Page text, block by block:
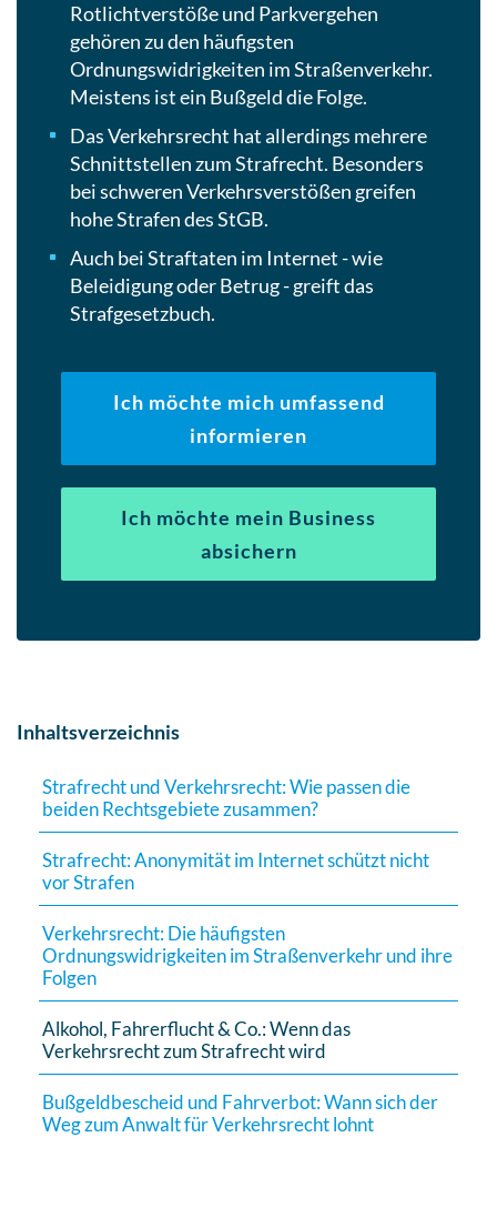
Rotlichtverstöße und Parkvergehen
gehören zu den häufigsten
Ordnungswidrigkeiten im Straßenverkehr.
Meistens ist ein Bußgeld die Folge.
Das Verkehrsrecht hat allerdings mehrere
Schnittstellen zum Strafrecht. Besonders
bei schweren Verkehrsverstößen greifen
hohe Strafen des StGB.
Auch bei Straftaten im Internet - wie
Beleidigung oder Betrug - greift das
Strafgesetzbuch.
Ich möchte mich umfassend
informieren
Ich möchte mein Business
absichern
Inhaltsverzeichnis
Strafrecht und Verkehrsrecht: Wie passen die
beiden Rechtsgebiete zusammen?
Strafrecht: Anonymität im Internet schützt nicht
vor Strafen
Verkehrsrecht: Die häufigsten
Ordnungswidrigkeiten im Straßenverkehr und ihre
Folgen
Alkohol, Fahrerflucht & Co.: Wenn das
Verkehrsrecht zum Strafrecht wird
Bußgeldbescheid und Fahrverbot: Wann sich der
Weg zum Anwalt für Verkehrsrecht lohnt